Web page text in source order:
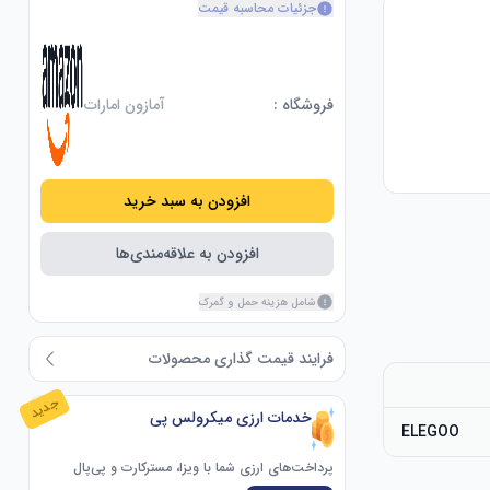
ELEGOO
جزئیات محاسبه قیمت
فروشگاه : آمازون امارات
افزودن به سبد خرید
افزودن به علاقه‌مندی‌ها
شامل هزینه حمل و گمرک
فرایند قیمت گذاری محصولات
جدید خدمات ارزی میکرولس پی
پرداخت‌های ارزی شما با ویزا، مسترکارت و پی‌پال